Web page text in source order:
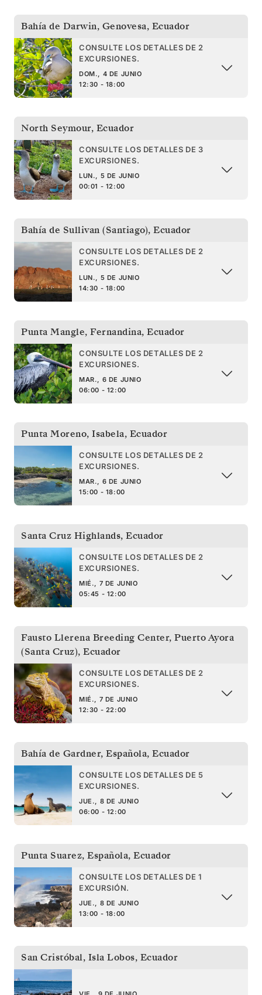
Bahía de Darwin, Genovesa, Ecuador
CONSULTE LOS DETALLES DE 2
EXCURSIONES.
DOM., 4 DE JUNIO
12:30 - 18:00
North Seymour, Ecuador
CONSULTE LOS DETALLES DE 3
EXCURSIONES.
LUN., 5 DE JUNIO
00:01 - 12:00
Bahía de Sullivan (Santiago), Ecuador
CONSULTE LOS DETALLES DE 2
EXCURSIONES.
LUN., 5 DE JUNIO
14:30 - 18:00
Punta Mangle, Fernandina, Ecuador
CONSULTE LOS DETALLES DE 2
EXCURSIONES.
MAR., 6 DE JUNIO
06:00 - 12:00
Punta Moreno, Isabela, Ecuador
CONSULTE LOS DETALLES DE 2
EXCURSIONES.
MAR., 6 DE JUNIO
15:00 - 18:00
Santa Cruz Highlands, Ecuador
CONSULTE LOS DETALLES DE 2
EXCURSIONES.
MIÉ., 7 DE JUNIO
05:45 - 12:00
Fausto Llerena Breeding Center, Puerto Ayora
(Santa Cruz), Ecuador
CONSULTE LOS DETALLES DE 2
EXCURSIONES.
MIÉ., 7 DE JUNIO
12:30 - 22:00
Bahía de Gardner, Española, Ecuador
CONSULTE LOS DETALLES DE 5
EXCURSIONES.
JUE., 8 DE JUNIO
06:00 - 12:00
Punta Suarez, Española, Ecuador
CONSULTE LOS DETALLES DE 1
EXCURSIÓN.
JUE., 8 DE JUNIO
13:00 - 18:00
San Cristóbal, Isla Lobos, Ecuador